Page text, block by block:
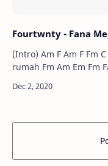
Fourtwnty - Fana
(Intro) Am F Am F Fm C Fm C Di depan teras
rumah Fm Am Em Fm Fana merah jambu ku